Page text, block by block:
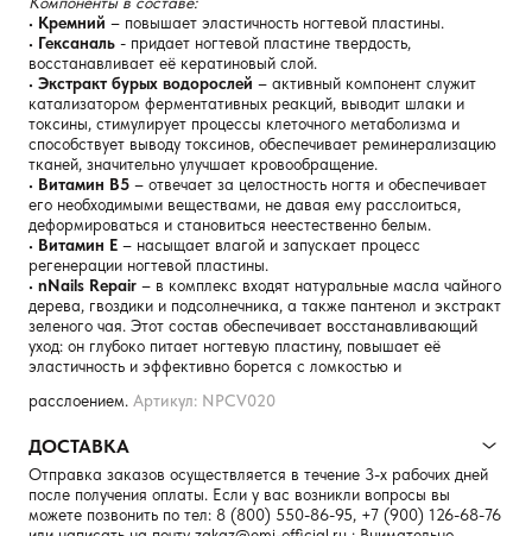
• Кремний – повышает эластичность ногтевой пластины.
• Гексаналь - придает ногтевой пластине твердость,
восстанавливает её кератиновый слой.
• Экстракт бурых водорослей – активный компонент служит
катализатором ферментативных реакций, выводит шлаки и
токсины, стимулирует процессы клеточного метаболизма и
способствует выводу токсинов, обеспечивает реминерализацию
тканей, значительно улучшает кровообращение.
• Витамин В5 – отвечает за целостность ногтя и обеспечивает
его необходимыми веществами, не давая ему расслоиться,
деформироваться и становиться неестественно белым.
• Витамин Е – насыщает влагой и запускает процесс
регенерации ногтевой пластины.
• nNails Repair – в комплекс входят натуральные масла чайного
дерева, гвоздики и подсолнечника, а также пантенол и экстракт
зеленого чая. Этот состав обеспечивает восстанавливающий
уход: он глубоко питает ногтевую пластину, повышает её
эластичность и эффективно борется с ломкостью и
расслоением. Артикул: NPCV020
ДОСТАВКА
Отправка заказов осуществляется в течение 3-х рабочих дней
после получения оплаты. Если у вас возникли вопросы вы
можете позвонить по тел: 8 (800) 550-86-95, +7 (900) 126-68-76